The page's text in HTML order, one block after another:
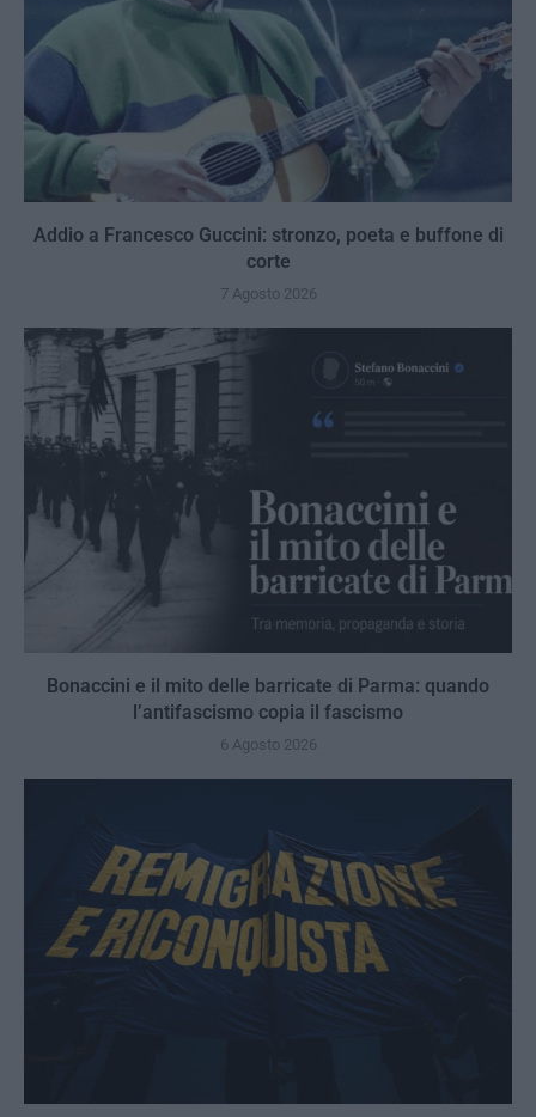
Addio a Francesco Guccini: stronzo, poeta e buffone di
corte
7 Agosto 2026
Bonaccini e il mito delle barricate di Parma: quando
l’antifascismo copia il fascismo
6 Agosto 2026